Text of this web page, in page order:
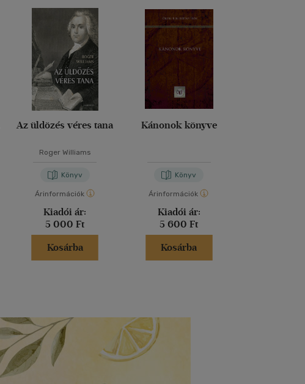
Az üldözés véres tana
Roger Williams
Könyv
Árinformációk
Kiadói ár:
5 000 Ft
Kosárba
Kánonok könyve
Könyv
Árinformációk
Kiadói ár:
5 600 Ft
Kosárba